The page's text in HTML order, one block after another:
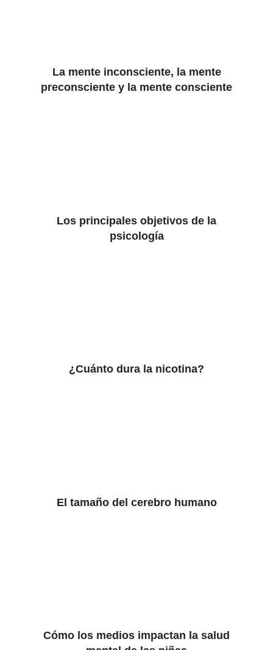
La mente inconsciente, la mente
preconsciente y la mente consciente
Los principales objetivos de la
psicología
¿Cuánto dura la nicotina?
El tamaño del cerebro humano
Cómo los medios impactan la salud